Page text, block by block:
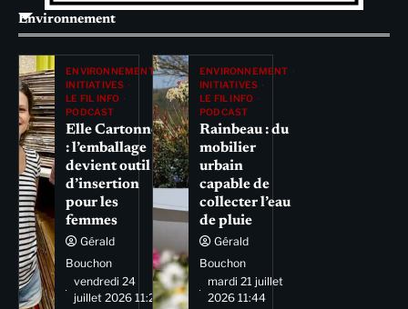
Environnement
ENVIRONNEMENT
INITIATIVES
LE FIL INFO
PODCAST
Elle Cartonne
: l’emballage
devient outil
d’insertion
pour les
femmes
Gérald
Bouchon
vendredi 24
juillet 2026 11:29
ENVIRONNEMENT
INITIATIVES
LE FIL INFO
PODCAST
Rainbeau : du
mobilier
urbain
capable de
collecter l’eau
de pluie
Gérald
Bouchon
mardi 21 juillet
2026 11:44